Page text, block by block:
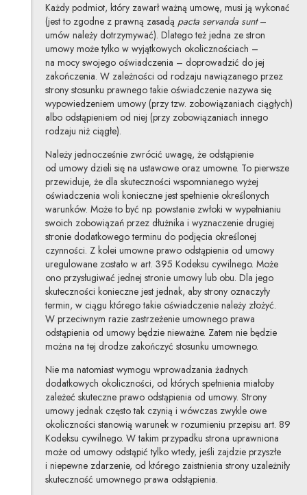
Każdy podmiot, który zawarł ważną umowę, musi ją wykonać
(jest to zgodne z prawną zasadą pacta servanda sunt–
umów należy dotrzymywać). Dlatego też jedna ze stron
umowy może tylko w wyjątkowych okolicznościach –
na mocy swojego oświadczenia – doprowadzić do jej
zakończenia. W zależności od rodzaju nawiązanego przez
strony stosunku prawnego takie oświadczenie nazywa się
wypowiedzeniem umowy (przy tzw. zobowiązaniach ciągłych)
albo odstąpieniem od niej (przy zobowiązaniach innego
rodzaju niż ciągłe).
Należy jednocześnie zwrócić uwagę, że odstąpienie
od umowy dzieli się na ustawowe oraz umowne. To pierwsze
przewiduje, że dla skuteczności wspomnianego wyżej
oświadczenia woli konieczne jest spełnienie określonych
warunków. Może to być np. powstanie zwłoki w wypełnianiu
swoich zobowiązań przez dłużnika i wyznaczenie drugiej
stronie dodatkowego terminu do podjęcia określonej
czynności. Z kolei umowne prawo odstąpienia od umowy
uregulowane zostało w art. 395 Kodeksu cywilnego. Może
ono przysługiwać jednej stronie umowy lub obu. Dla jego
skuteczności konieczne jest jednak, aby strony oznaczyły
termin, w ciągu którego takie oświadczenie należy złożyć.
W przeciwnym razie zastrzeżenie umownego prawa
odstąpienia od umowy będzie nieważne. Zatem nie będzie
można na tej drodze zakończyć stosunku umownego.
Nie ma natomiast wymogu wprowadzania żadnych
dodatkowych okoliczności, od których spełnienia miałoby
zależeć skuteczne prawo odstąpienia od umowy. Strony
umowy jednak często tak czynią i wówczas zwykle owe
okoliczności stanowią warunek w rozumieniu przepisu art. 89
Kodeksu cywilnego. W takim przypadku strona uprawniona
może od umowy odstąpić tylko wtedy, jeśli zajdzie przyszłe
i niepewne zdarzenie, od którego zaistnienia strony uzależniły
skuteczność umownego prawa odstąpienia.